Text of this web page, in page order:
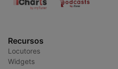
Recursos
Locutores
Widgets